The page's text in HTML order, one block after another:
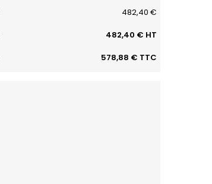
482,40 €
482,40 € HT
578,88 € TTC